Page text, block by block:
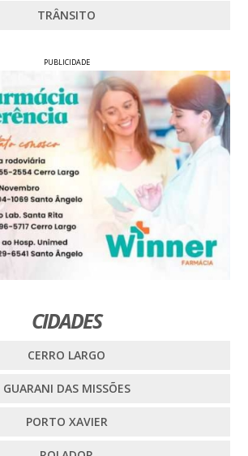
TRÂNSITO
PUBLICIDADE
CIDADES
CERRO LARGO
GUARANI DAS MISSÕES
PORTO XAVIER